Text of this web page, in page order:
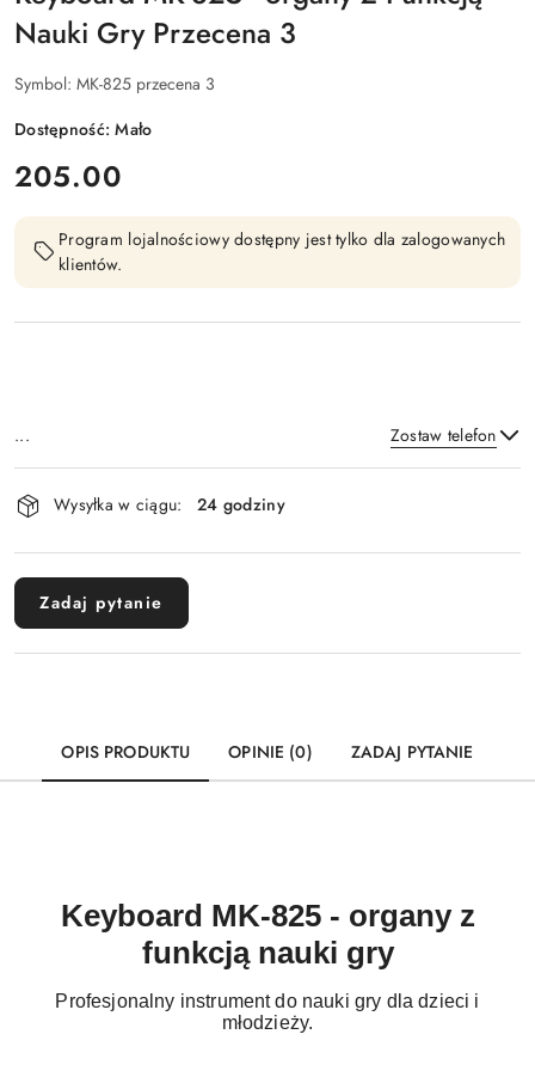
Nauki Gry Przecena 3
Symbol: MK-825 przecena 3
Dostępność:Mało
cena:
205.00
Program lojalnościowy dostępny jest tylko dla zalogowanych
klientów.
... Zostaw telefon
Dostępność
i
dostawa
Wysyłka w ciągu: 24 godziny
Zadaj pytanie
OPIS PRODUKTU OPINIE (0) ZADAJ PYTANIE
Keyboard MK-825 - organy z
funkcją nauki gry
Profesjonalny instrument do nauki gry dla dzieci i
młodzieży.